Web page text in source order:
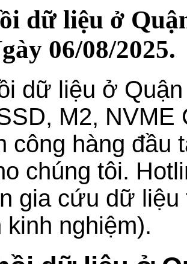
dữ liệu ở
06/08/2025.
dữ liệu ở
M2, NVME
công hàng đầu
chúng tôi.
gia cứu dữ
kinh nghiệm).